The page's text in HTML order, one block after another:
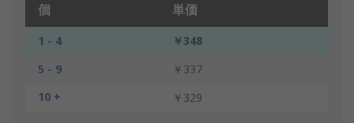
個 単価
1 - 4
￥348
5 - 9
￥337
10 +
￥329